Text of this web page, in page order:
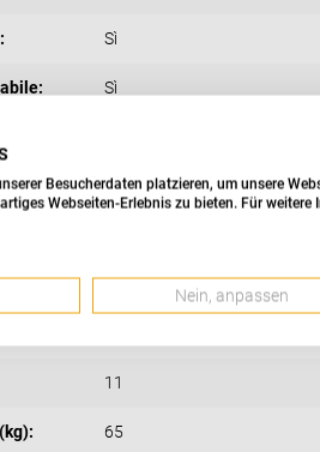
Sì
Sì
Sì
1x PowerDisk Voucher per
11
65
Besucherdaten platzieren, um unsere
Webseiten-Erlebnis zu bieten. Für
Nein, anpassen